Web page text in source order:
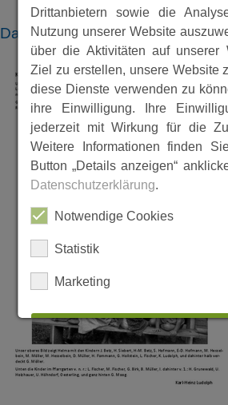
Dateien
Drittanbietern sowie die
Nutzung unserer Website
über die Aktivitäten auf unserer
Ziel zu erstellen, unsere Website
diese Dienste verwenden zu
ihre Einwilligung. Ihre
jederzeit mit Wirkung für die
Weitere Informationen finden
Button „Details anzeigen“
Datenschutzerklärung.
Notwendige Cookies
Statistik
Marketing
ALLES
ABLEHNEN